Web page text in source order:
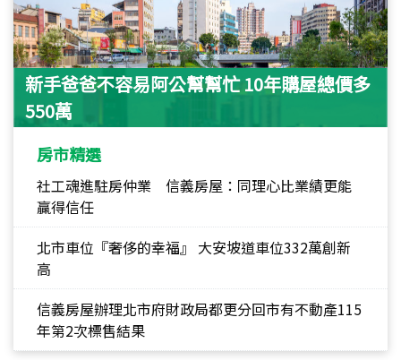
新手爸爸不容易阿公幫幫忙 10年購屋總價多
550萬
房市精選
社工魂進駐房仲業 信義房屋：同理心比業績更能
贏得信任
北市車位『奢侈的幸福』 大安坡道車位332萬創新
高
信義房屋辦理北市府財政局都更分回市有不動產115
年第2次標售結果